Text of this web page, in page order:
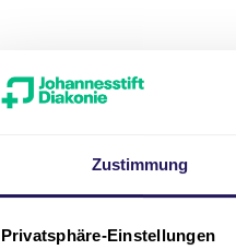
Zustimmung
Privatsphäre-Einstellungen